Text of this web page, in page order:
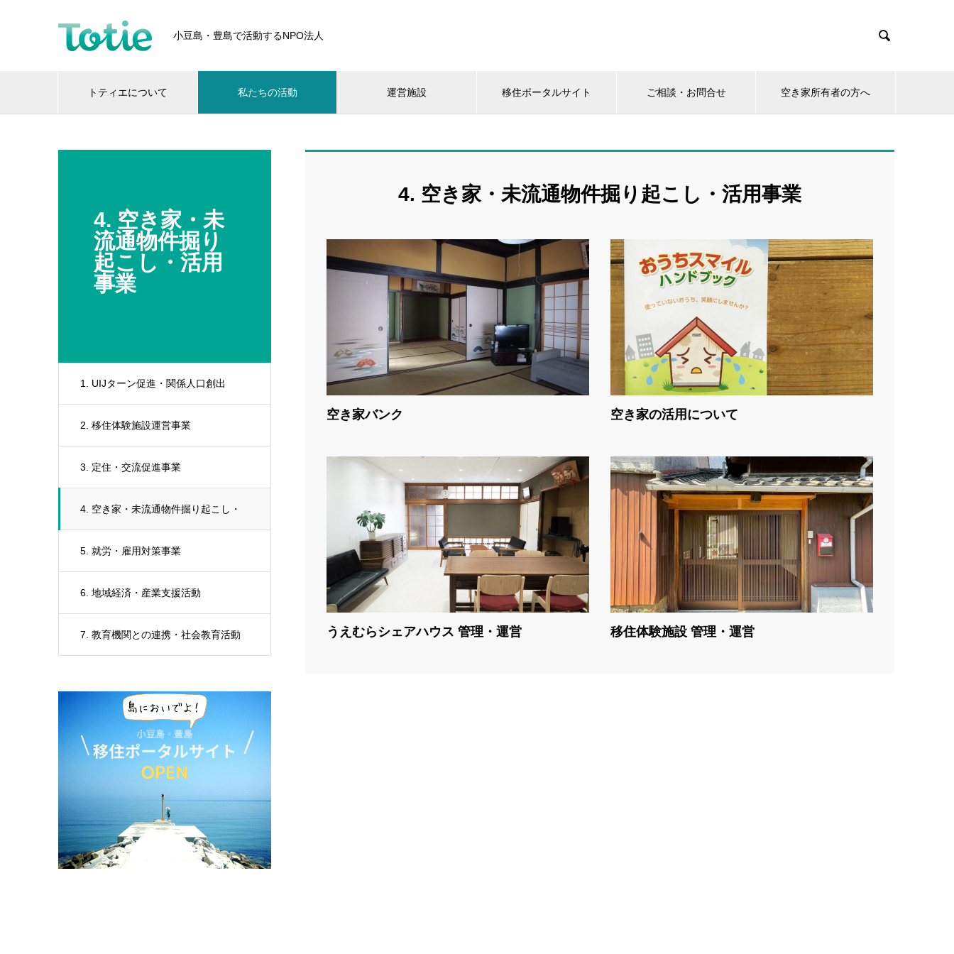
小豆島・豊島で活動するNPO法人 
トティエについて 私たちの活動 運営施設 移住ポータルサイト ご相談・お問合せ 空き家所有者の方へ
4. 空き家・未
流通物件掘り
起こし・活用
事業
1. UIJターン促進・関係人口創出
2. 移住体験施設運営事業
3. 定住・交流促進事業
4. 空き家・未流通物件掘り起こし・
活用事業
5. 就労・雇用対策事業
6. 地域経済・産業支援活動
7. 教育機関との連携・社会教育活動
4. 空き家・未流通物件掘り起こし・活用事業
空き家バンク 空き家の活用について
うえむらシェアハウス 管理・運営 移住体験施設 管理・運営